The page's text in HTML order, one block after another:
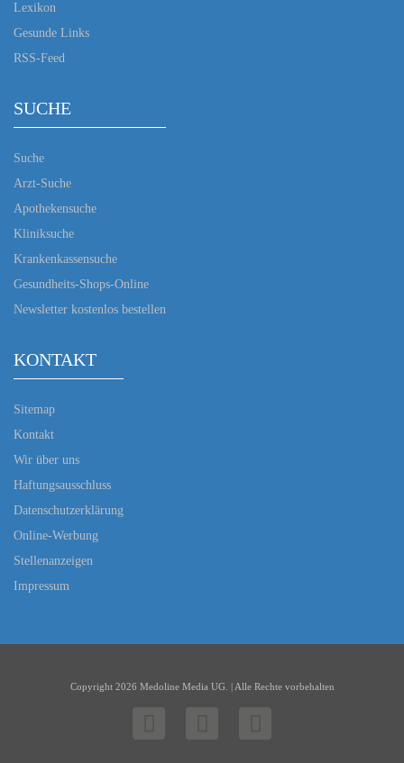
Lexikon
Gesunde Links
RSS-Feed
SUCHE
Suche
Arzt-Suche
Apothekensuche
Kliniksuche
Krankenkassensuche
Gesundheits-Shops-Online
Newsletter kostenlos bestellen
KONTAKT
Sitemap
Kontakt
Wir über uns
Haftungsausschluss
Datenschutzerklärung
Online-Werbung
Stellenanzeigen
Impressum
Copyright 2026 Medoline Media UG. | Alle Rechte vorbehalten